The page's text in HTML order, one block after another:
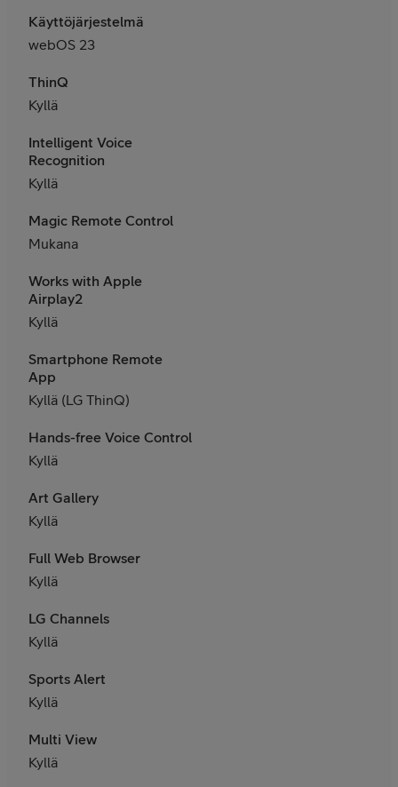
Käyttöjärjestelmä
webOS 23
ThinQ
Kyllä
Intelligent Voice
Recognition
Kyllä
Magic Remote Control
Mukana
Works with Apple
Airplay2
Kyllä
Smartphone Remote
App
Kyllä (LG ThinQ)
Hands-free Voice Control
Kyllä
Art Gallery
Kyllä
Full Web Browser
Kyllä
LG Channels
Kyllä
Sports Alert
Kyllä
Multi View
Kyllä